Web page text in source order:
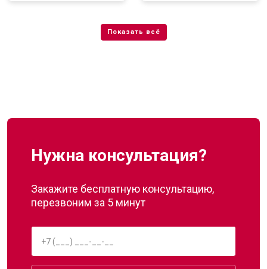
Нужна консультация?
Закажите бесплатную консультацию,
перезвоним за 5 минут